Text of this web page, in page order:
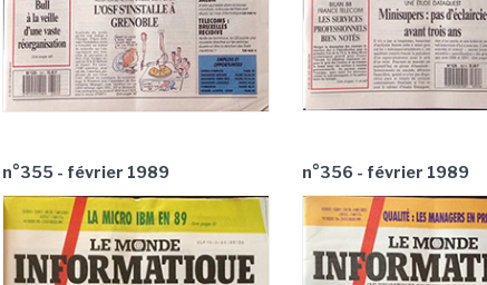
n°355 - février 1989 n°356 - février 1989